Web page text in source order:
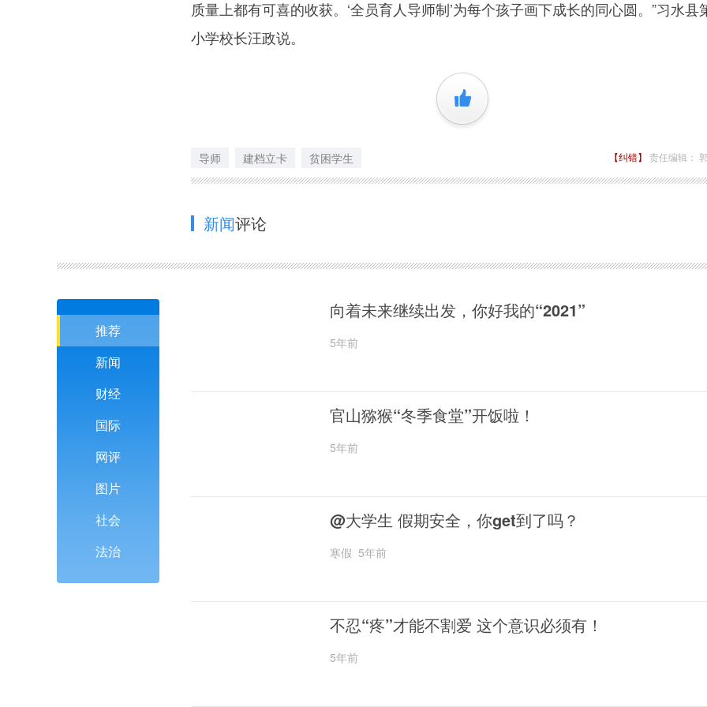
质量上都有可喜的收获。‘全员育人导师制’为每个孩子画下成长的同心圆。”习水县
小学校长汪政说。
+1
导师 建档立卡 贫困学生 【纠错】 责任编辑：
新闻评论
推荐
新闻
财经
国际
网评
图片
社会
法治
向着未来继续出发，你好我的“2021”
5年前
官山猕猴“冬季食堂”开饭啦！
5年前
@大学生 假期安全，你get到了吗？
寒假 5年前
不忍“疼”才能不割爱 这个意识必须有！
5年前